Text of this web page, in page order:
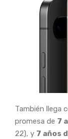
También llega
promesa de 7
22), y 7 años